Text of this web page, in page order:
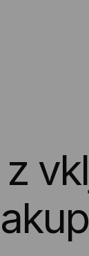
z vkl
akup